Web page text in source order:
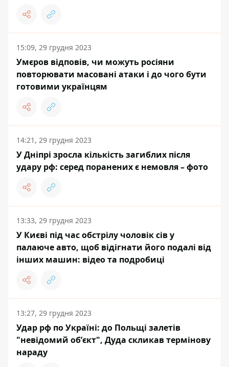
15:09, 29 грудня 2023
Умєров відповів, чи можуть росіяни
повторювати масовані атаки і до чого бути
готовими українцям
14:21, 29 грудня 2023
У Дніпрі зросла кількість загиблих після
удару рф: серед поранених є немовля – фото
13:33, 29 грудня 2023
У Києві під час обстрілу чоловік сів у
палаюче авто, щоб відігнати його подалі від
інших машин: відео та подробиці
13:27, 29 грудня 2023
Удар рф по Україні: до Польщі залетів
"невідомий обʼєкт", Дуда скликав термінову
нараду